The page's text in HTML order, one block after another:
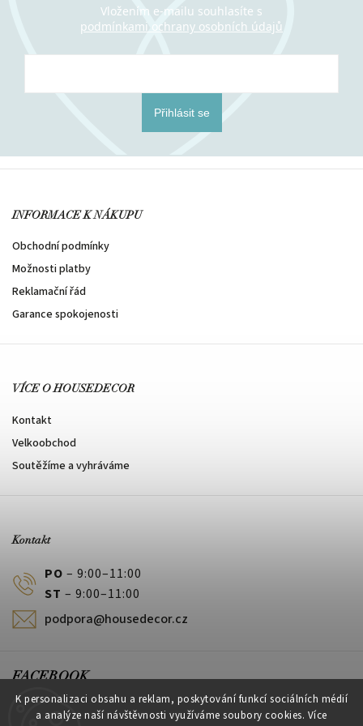
K personalizaci obsahu a reklam, poskytování funkcí sociálních médií
a analýze naší návštěvnosti využíváme soubory cookies. Více
Vložením e-mailu souhlasíte s
podmínkami ochrany osobních údajů
Přihlásit se
INFORMACE K NÁKUPU
Obchodní podmínky
Možnosti platby
Reklamační řád
Garance spokojenosti
VÍCE O HOUSEDECOR
Kontakt
Velkoobchod
Soutěžíme a vyhráváme
Kontakt
PO – 9:00–11:00
ST – 9:00–11:00
podpora@housedecor.cz
FACEBOOK